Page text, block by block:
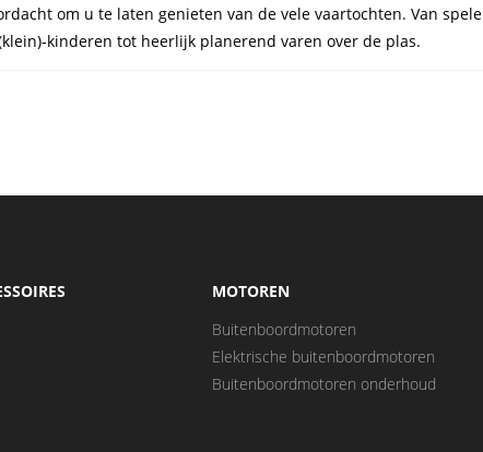
om u te laten genieten van de vele vaartochten. Van spele
kinderen tot heerlijk planerend varen over de plas.
MOTOREN
Buitenboordmotoren
Elektrische buitenboordmotoren
Buitenboordmotoren onderhoud